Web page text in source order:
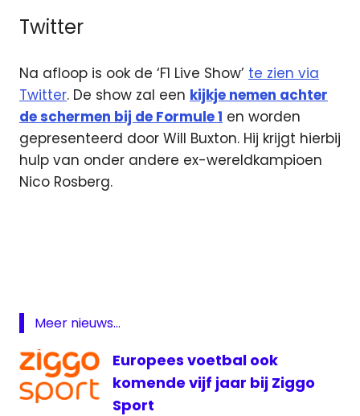
Twitter
Na afloop is ook de ‘F1 Live Show’ te zien via
Twitter. De show zal een kijkje nemen achter
de schermen bij de Formule 1 en worden
gepresenteerd door Will Buxton. Hij krijgt hierbij
hulp van onder andere ex-wereldkampioen
Nico Rosberg.
Prix
live
Formule
1
Meer nieuws...
Europees voetbal ook
komende vijf jaar bij Ziggo
Sport